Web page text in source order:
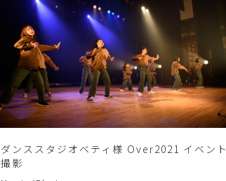
ダンススタジオベティ様 Over2021 イベント
撮影